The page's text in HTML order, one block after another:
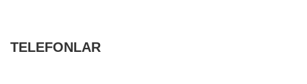
TELEFONLAR